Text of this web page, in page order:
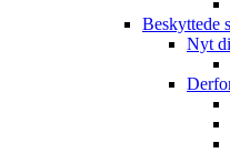
Beskyttede
Nyt